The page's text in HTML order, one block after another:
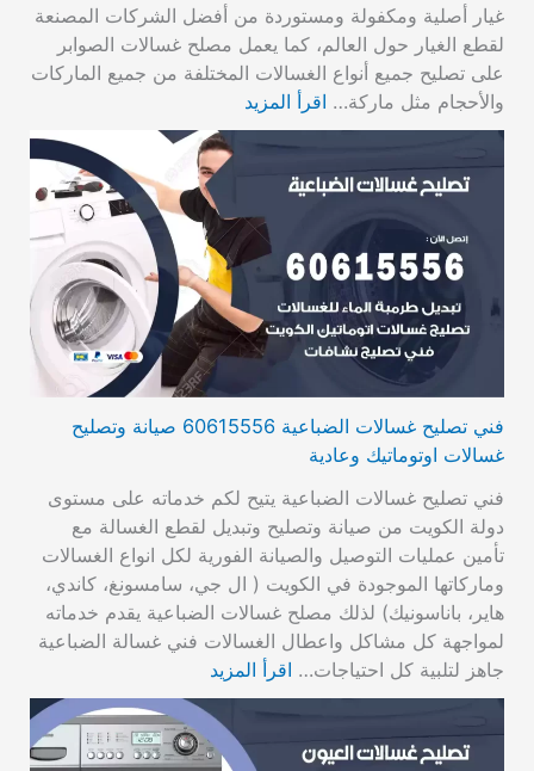
غيار أصلية ومكفولة ومستوردة من أفضل الشركات المصنعة
لقطع الغيار حول العالم، كما يعمل مصلح غسالات الصوابر
على تصليح جميع أنواع الغسالات المختلفة من جميع الماركات
والأحجام مثل ماركة… اقرأ المزيد
فني تصليح غسالات الضباعية 60615556 صيانة وتصليح
غسالات اوتوماتيك وعادية
فني تصليح غسالات الضباعية يتيح لكم خدماته على مستوى
دولة الكويت من صيانة وتصليح وتبديل لقطع الغسالة مع
تأمين عمليات التوصيل والصيانة الفورية لكل انواع الغسالات
وماركاتها الموجودة في الكويت ( ال جي، سامسونغ، كاندي،
هاير، باناسونيك) لذلك مصلح غسالات الضباعية يقدم خدماته
لمواجهة كل مشاكل واعطال الغسالات فني غسالة الضباعية
جاهز لتلبية كل احتياجات… اقرأ المزيد